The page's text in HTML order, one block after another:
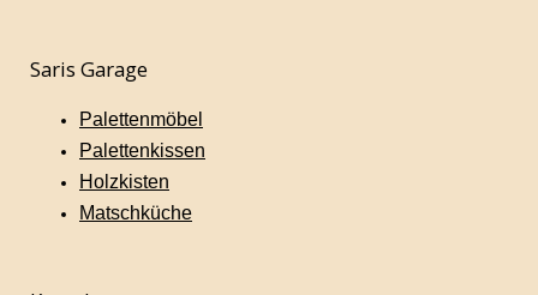
Saris Garage
Palettenmöbel
Palettenkissen
Holzkisten
Matschküche